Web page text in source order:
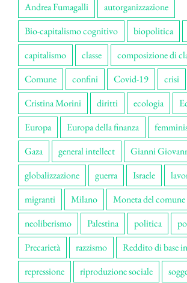
Andrea Fumagalli
autorganizzazione
Bio-capitalismo cognitivo
biopolitica
capitalismo
classe
composizione di
Comune
confini Covid-19 crisi
Cristina Morini
diritti ecologia
Europa
Europa della finanza
Gaza
general intellect
Gianni
globalizzazione
guerra Israele
migranti
Milano Moneta del comune
neoliberismo
Palestina politica
Precarietà
razzismo
Reddito di base
repressione
riproduzione sociale